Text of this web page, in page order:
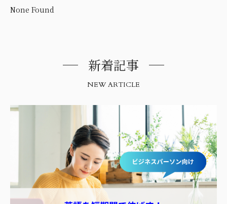
None Found
新着記事
NEW ARTICLE